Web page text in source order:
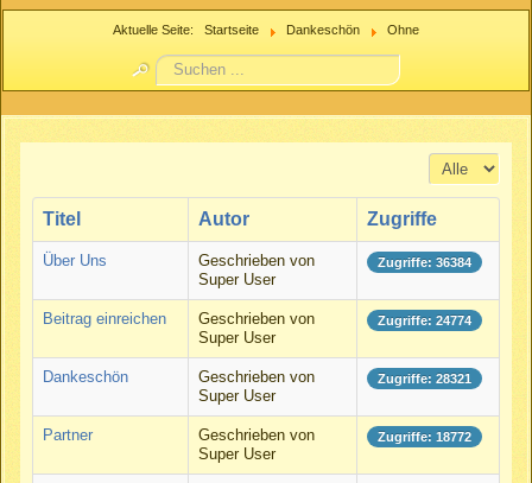
IFMN.net
Nachzuchtenregister.de
Aktuelle Seite: Startseite Dankeschön Ohne
Suchen
...
Anzeige #
Titel Autor Zugriffe
Über Uns
Geschrieben von
Super User
Zugriffe: 36384
Beitrag einreichen
Geschrieben von
Super User
Zugriffe: 24774
Dankeschön
Geschrieben von
Super User
Zugriffe: 28321
Partner
Geschrieben von
Super User
Zugriffe: 18772